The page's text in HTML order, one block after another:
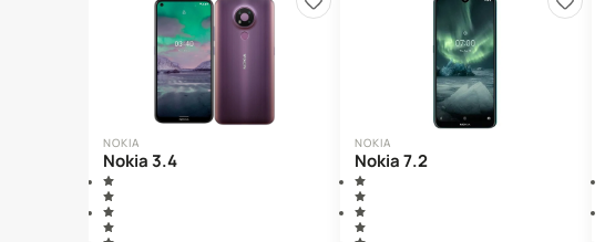
NOKIA
Nokia 3.4
NOKIA
Nokia 7.2